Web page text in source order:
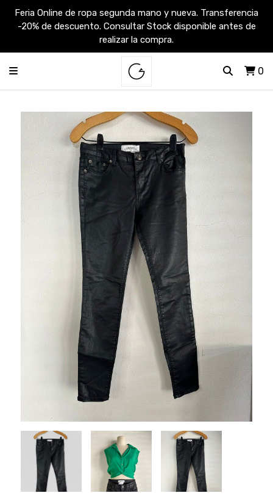
Feria Online de ropa segunda mano y nueva. Transferencia
-20% de descuento. Consultar Stock disponible antes de
realizar la compra.
0